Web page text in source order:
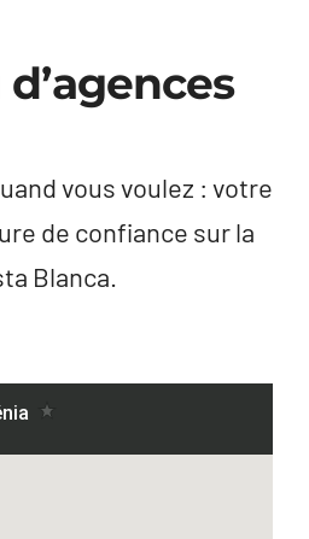
d’agences
vous voulez : votre
de confiance sur la
Blanca.